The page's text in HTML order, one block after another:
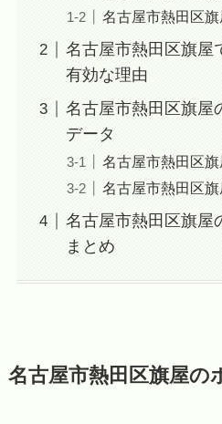
名古屋市熱田区
名古屋市熱田区旗屋
有効な理由
名古屋市熱田区旗屋
データ
名古屋市熱田区
名古屋市熱田区
名古屋市熱田区旗屋
まとめ
名古屋市熱田区旗屋の